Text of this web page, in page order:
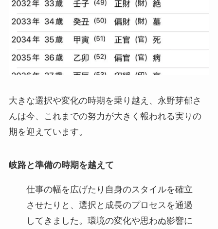
大きな選択や変化の時期を乗り越え、永野芽郁さ
んは今、これまでの努力が大きく報われる実りの
期を迎えています。
岐路と準備の時期を越えて
仕事の幅を広げたり自身のスタイルを確立
させたりと、選択と成長のプロセスを通過
してきました。環境の変化や思わぬ影響に